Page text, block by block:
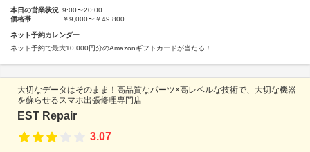
本日の営業状況 9:00〜20:00
価格帯
￥9,000〜￥49,800
ネット予約カレンダー
ネット予約で最大10,000円分のAmazonギフトカードが当たる！
大切なデータはそのまま！高品質なパーツ×高レベルな技術で、大切な機器
を蘇らせるスマホ出張修理専門店
EST Repair
3.07